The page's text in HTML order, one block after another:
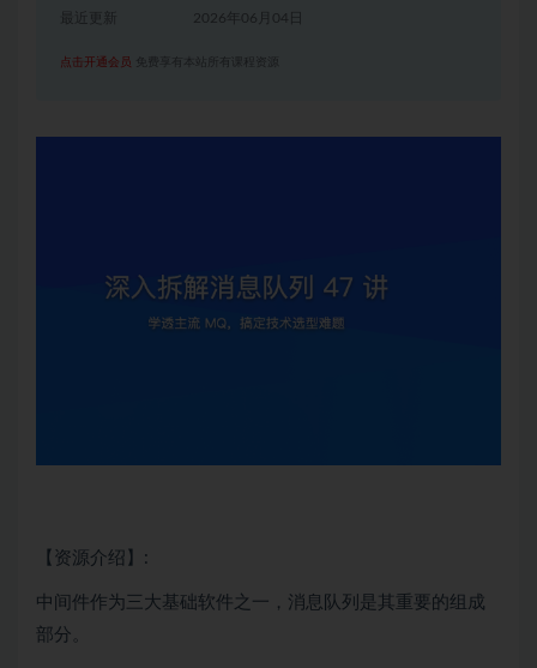
2026年06月04日
点击开通会员 免费享有本站所有课程资源
【资源介绍】:
中间件作为三大基础软件之一，消息队列是其重要的组成
部分。